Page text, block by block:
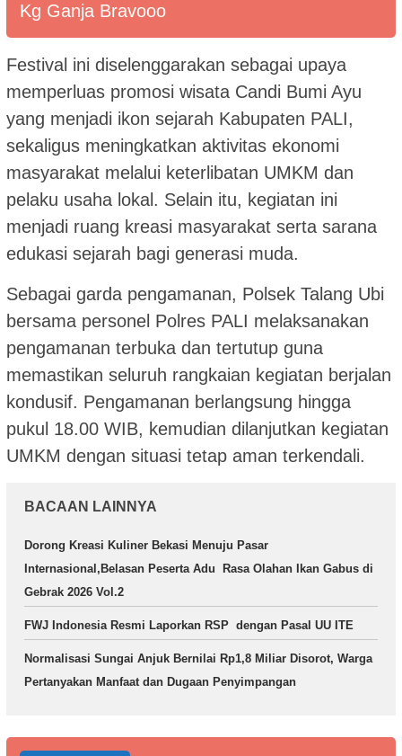
Kg Ganja Bravooo
Festival ini diselenggarakan sebagai upaya
memperluas promosi wisata Candi Bumi Ayu
yang menjadi ikon sejarah Kabupaten PALI,
sekaligus meningkatkan aktivitas ekonomi
masyarakat melalui keterlibatan UMKM dan
pelaku usaha lokal. Selain itu, kegiatan ini
menjadi ruang kreasi masyarakat serta sarana
edukasi sejarah bagi generasi muda.
Sebagai garda pengamanan, Polsek Talang Ubi
bersama personel Polres PALI melaksanakan
pengamanan terbuka dan tertutup guna
memastikan seluruh rangkaian kegiatan berjalan
kondusif. Pengamanan berlangsung hingga
pukul 18.00 WIB, kemudian dilanjutkan kegiatan
UMKM dengan situasi tetap aman terkendali.
BACAAN LAINNYA
Dorong Kreasi Kuliner Bekasi Menuju Pasar
Internasional,Belasan Peserta Adu Rasa Olahan Ikan Gabus di
Gebrak 2026 Vol.2
FWJ Indonesia Resmi Laporkan RSP dengan Pasal UU ITE
Normalisasi Sungai Anjuk Bernilai Rp1,8 Miliar Disorot, Warga
Pertanyakan Manfaat dan Dugaan Penyimpangan